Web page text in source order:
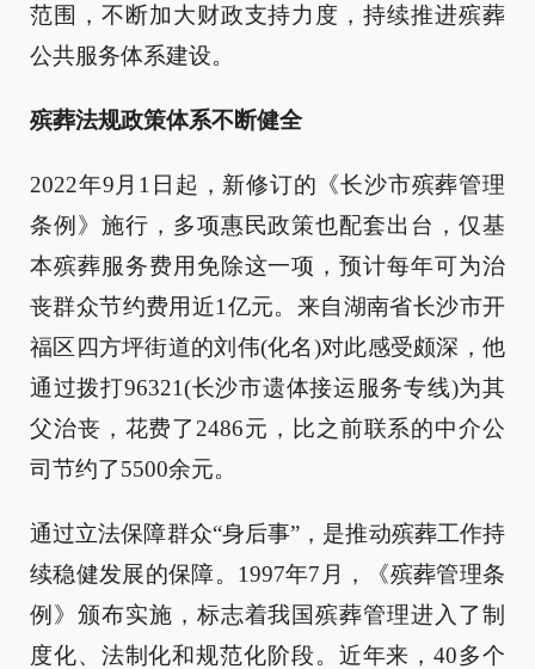
范围，不断加大财政支持力度，持续推进殡葬
公共服务体系建设。
殡葬法规政策体系不断健全
2022年9月1日起，新修订的《长沙市殡葬管理
条例》施行，多项惠民政策也配套出台，仅基
本殡葬服务费用免除这一项，预计每年可为治
丧群众节约费用近1亿元。来自湖南省长沙市开
福区四方坪街道的刘伟(化名)对此感受颇深，他
通过拨打96321(长沙市遗体接运服务专线)为其
父治丧，花费了2486元，比之前联系的中介公
司节约了5500余元。
通过立法保障群众“身后事”，是推动殡葬工作持
续稳健发展的保障。1997年7月，《殡葬管理条
例》颁布实施，标志着我国殡葬管理进入了制
度化、法制化和规范化阶段。近年来，40多个